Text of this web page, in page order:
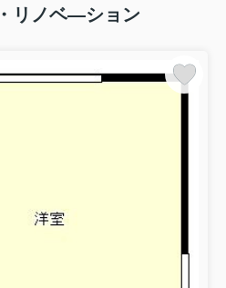
リノベ―ション